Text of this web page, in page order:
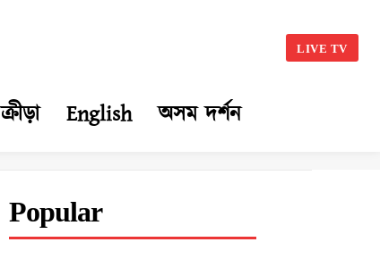
LIVE TV
ক্ৰীড়া English অসম দৰ্শন
Popular